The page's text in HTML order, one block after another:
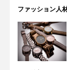
ファッション人